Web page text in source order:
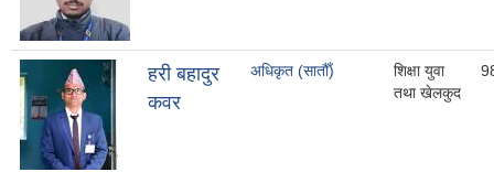
हरी बहादुर
कवर
अधिकृत (सातौँ)
शिक्षा युवा
तथा खेलकुद